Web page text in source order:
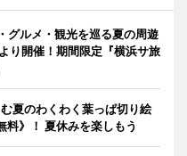
グルメ・観光を巡る夏の周遊
り開催！期間限定『横浜サ旅
夏のわくわく葉っぱ切り絵
料》！ 夏休みを楽しもう